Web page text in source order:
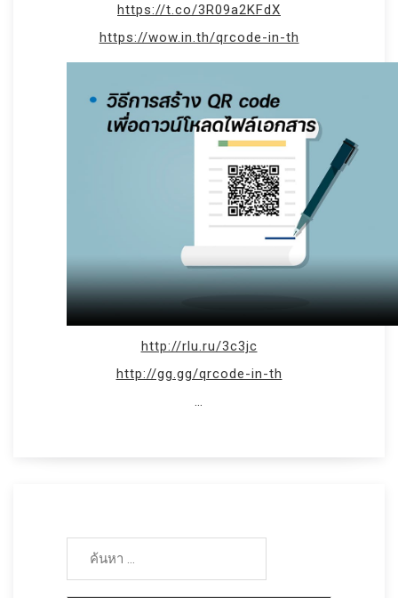
https://t.co/3R09a2KFdX
https://wow.in.th/qrcode-in-th
http://rlu.ru/3c3jc
http://gg.gg/qrcode-in-th
…
ค้นหา
สำหรับ: